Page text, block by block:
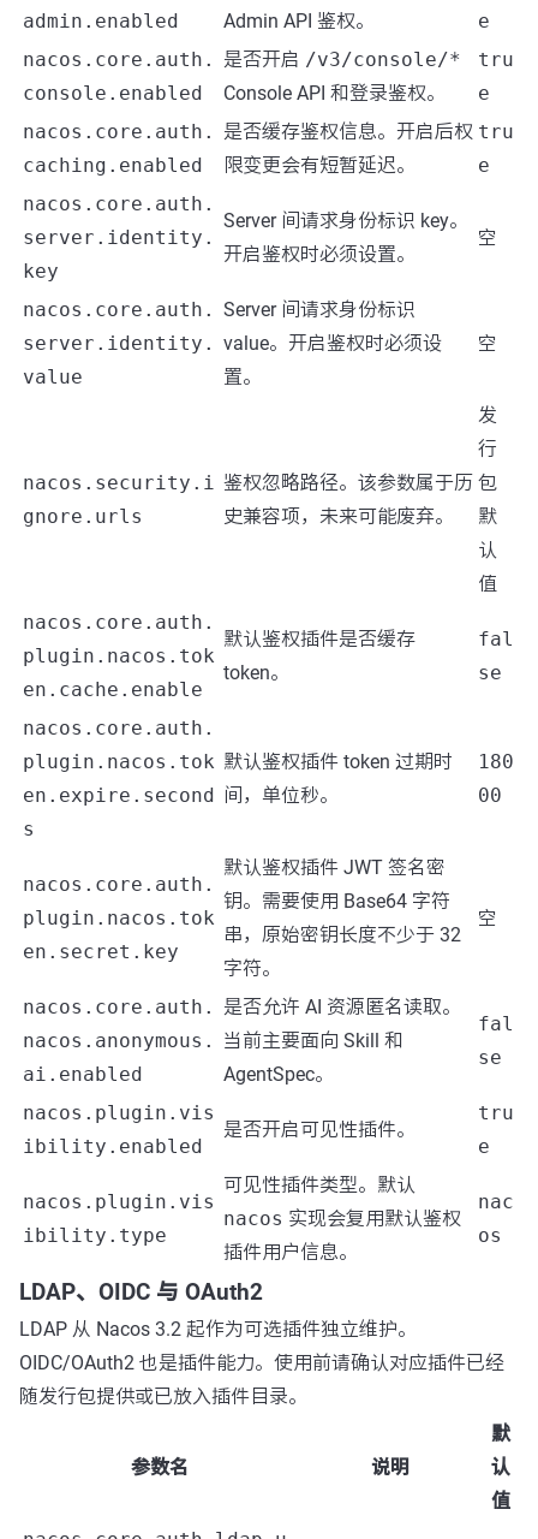
admin.enabled
Admin API 鉴权。
e
nacos.core.auth.
console.enabled
是否开启 /v3/console/*
Console API 和登录鉴权。
tru
e
nacos.core.auth.
caching.enabled
是否缓存鉴权信息。开启后权
限变更会有短暂延迟。
tru
e
nacos.core.auth.
server.identity.
key
Server 间请求身份标识 key。
开启鉴权时必须设置。
空
nacos.core.auth.
server.identity.
value
Server 间请求身份标识
value。开启鉴权时必须设
置。
空
nacos.security.i
gnore.urls
鉴权忽略路径。该参数属于历
史兼容项，未来可能废弃。
发
行
包
默
认
值
nacos.core.auth.
plugin.nacos.tok
en.cache.enable
默认鉴权插件是否缓存
token。
fal
se
nacos.core.auth.
plugin.nacos.tok
en.expire.second
s
默认鉴权插件 token 过期时
间，单位秒。
180
00
nacos.core.auth.
plugin.nacos.tok
en.secret.key
默认鉴权插件 JWT 签名密
钥。需要使用 Base64 字符
串，原始密钥长度不少于 32
字符。
空
nacos.core.auth.
nacos.anonymous.
ai.enabled
是否允许 AI 资源匿名读取。
当前主要面向 Skill 和
AgentSpec。
fal
se
nacos.plugin.vis
ibility.enabled
是否开启可见性插件。
tru
e
nacos.plugin.vis
ibility.type
可见性插件类型。默认
nacos 实现会复用默认鉴权
插件用户信息。
nac
os
LDAP、OIDC 与 OAuth2
LDAP 从 Nacos 3.2 起作为可选插件独立维护。
OIDC/OAuth2 也是插件能力。使用前请确认对应插件已经
随发行包提供或已放入插件目录。
参数名 说明
默
认
值